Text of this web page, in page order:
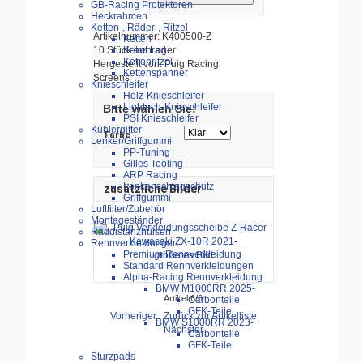
GB-Racing Protektoren
Heckrahmen
Ketten-, Räder-, Ritzel
Ketten
Kettenrad
Kettenritzel
Kettenspanner
Knieschleifer
Holz-Knieschleifer
Lightech-Knieschleifer
PSI Knieschleifer
Kühlergitter
Lenker/Griffgummi
PP-Tuning
Gilles Tooling
ARP Racing
Lenkanschlagschutz
Griffgummi
Luftfilter/Zubehör
Montageständer
Raddistanzhülsen
Rennverkleidungen
Premium Rennverkleidung
Standard Rennverkleidungen
Alpha-Racing Rennverkleidung
BMW M1000RR 2025-
Carbonteile
GFK-Teile
BMW S1000RR 2023-
Carbonteile
GFK-Teile
Sturzpads
Artikelnummer: K400500-Z
10 Stück auf Lager
Hergestellt von: Puig Racing
Screens
Bitte wählen Sie:
Farbe
zusätzliche Bilder
größeres Bild
Artikel 6/6
Vorheriger Zurück zur Artikelliste
Nächster